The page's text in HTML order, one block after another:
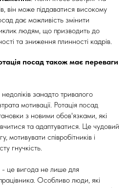
він може піддаватися високому
дає можливість змінити
людям, що призводить до
та зниження плинності кадрів.
посад також має переваги
занадто тривалого
мотивації. Ротація посад
з новими обов'язками, які
та адаптуватися. Це чудовий
мотивувати співробітників і
гнучкість.
- це вигода не лише для
Особливо люди, які